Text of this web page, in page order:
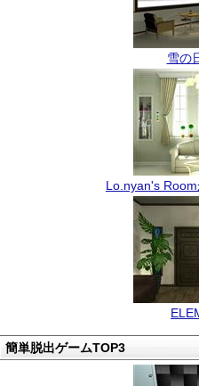
雪の
Lo.nyan's
簡単脱出ゲームTOP3